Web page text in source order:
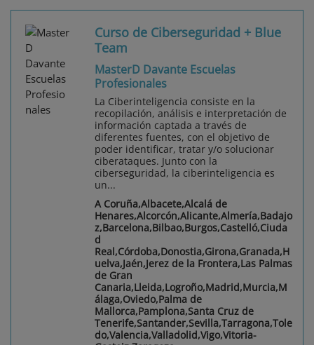
Curso de Ciberseguridad + Blue
Team
MasterD Davante Escuelas
Profesionales
La Ciberinteligencia consiste en la
recopilación, análisis e interpretación de
información captada a través de
diferentes fuentes, con el objetivo de
poder identificar, tratar y/o solucionar
ciberataques. Junto con la
ciberseguridad, la ciberinteligencia es
un...
A Coruña,Albacete,Alcalá de
Henares,Alcorcón,Alicante,Almería,Badajo
z,Barcelona,Bilbao,Burgos,Castelló,Ciuda
d
Real,Córdoba,Donostia,Girona,Granada,H
uelva,Jaén,Jerez de la Frontera,Las Palmas
de Gran
Canaria,Lleida,Logroño,Madrid,Murcia,M
álaga,Oviedo,Palma de
Mallorca,Pamplona,Santa Cruz de
Tenerife,Santander,Sevilla,Tarragona,Tole
do,Valencia,Valladolid,Vigo,Vitoria-